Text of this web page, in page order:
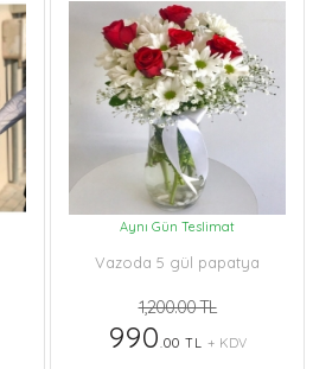
Aynı Gün Teslimat
Vazoda 5 gül papatya
1,200.00 TL
990.00 TL + KDV